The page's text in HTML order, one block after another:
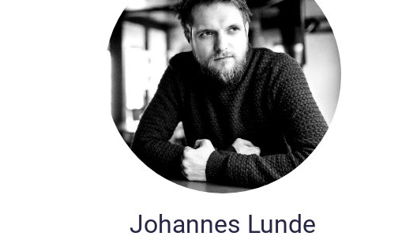
Johannes Lunde